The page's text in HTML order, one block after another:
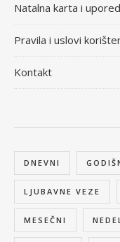
Natalna karta i
Pravila i uslovi
Kontakt
DNEVNI
LJUBAVNE VEZE
MESEČNI